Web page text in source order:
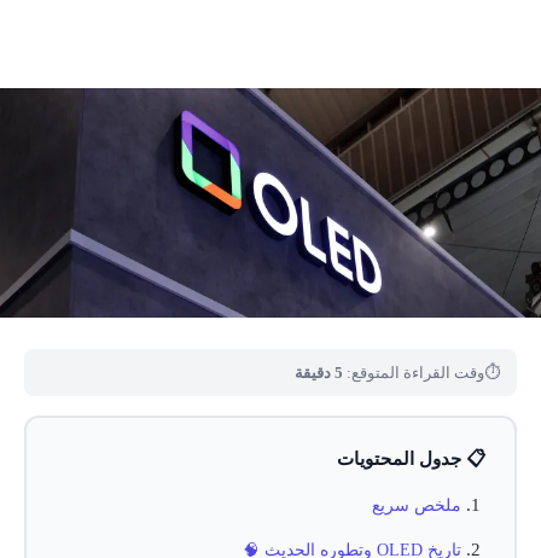
⏱وقت القراءة المتوقع: 5 دقيقة
📋 جدول المحتويات
ملخص سريع
تاريخ OLED وتطوره الحديث 🧠